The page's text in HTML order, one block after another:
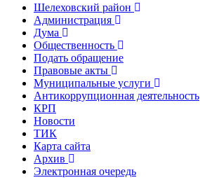
Шелеховский район
Администрация
Дума
Общественность
Подать обращение
Правовые акты
Муниципальные услуги
Антикоррупционная деятельность
КРП
Новости
ТИК
Карта сайта
Архив
Электронная очередь